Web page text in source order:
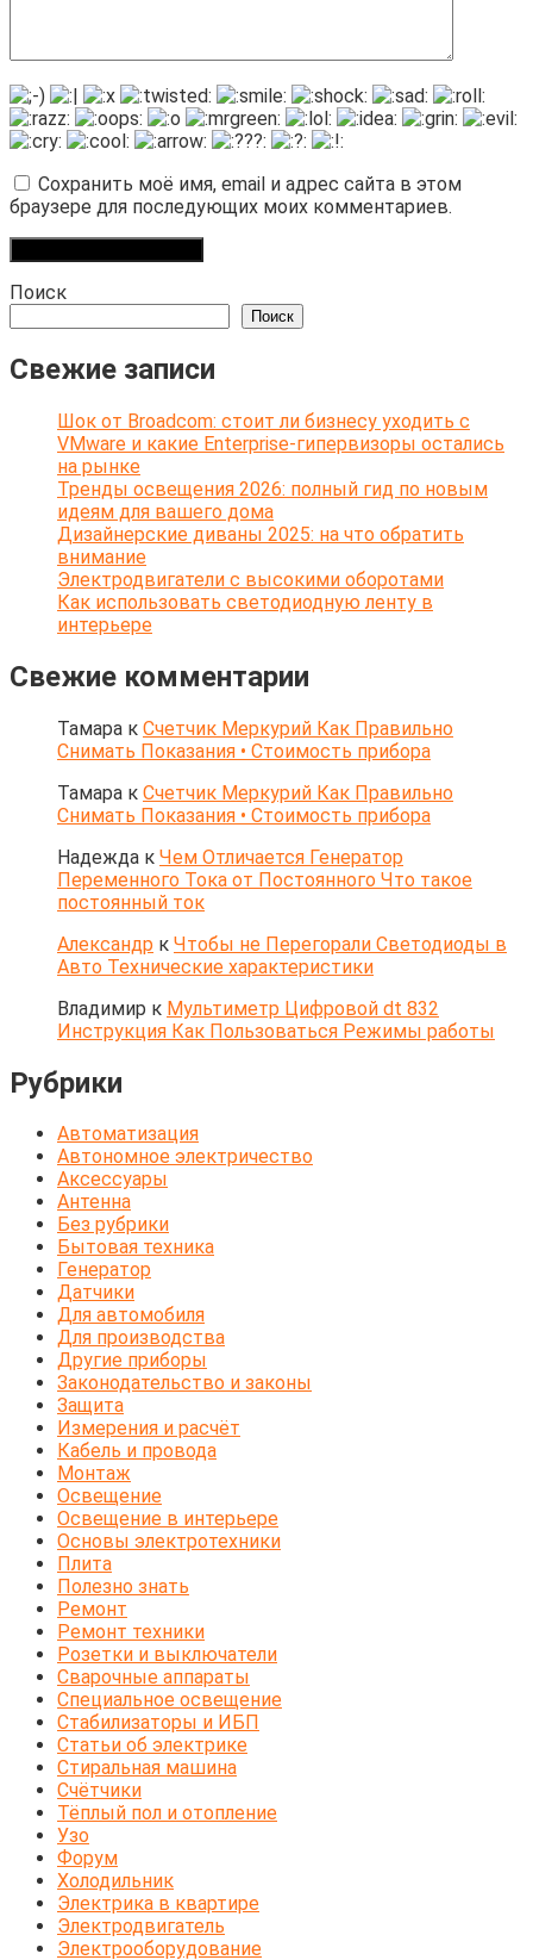
Сохранить моё имя, email и адрес сайта в этом
браузере для последующих моих комментариев.
Поиск
Поиск
Свежие записи
Шок от Broadcom: стоит ли бизнесу уходить с
VMware и какие Enterprise-гипервизоры остались
на рынке
Тренды освещения 2026: полный гид по новым
идеям для вашего дома
Дизайнерские диваны 2025: на что обратить
внимание
Электродвигатели с высокими оборотами
Как использовать светодиодную ленту в
интерьере
Свежие комментарии
Тамара к Счетчик Меркурий Как Правильно
Снимать Показания • Стоимость прибора
Тамара к Счетчик Меркурий Как Правильно
Снимать Показания • Стоимость прибора
Надежда к Чем Отличается Генератор
Переменного Тока от Постоянного Что такое
постоянный ток
Александр к Чтобы не Перегорали Светодиоды в
Авто Технические характеристики
Владимир к Мультиметр Цифровой dt 832
Инструкция Как Пользоваться Режимы работы
Рубрики
Автоматизация
Автономное электричество
Аксессуары
Антенна
Без рубрики
Бытовая техника
Генератор
Датчики
Для автомобиля
Для производства
Другие приборы
Законодательство и законы
Защита
Измерения и расчёт
Кабель и провода
Монтаж
Освещение
Освещение в интерьере
Основы электротехники
Плита
Полезно знать
Ремонт
Ремонт техники
Розетки и выключатели
Сварочные аппараты
Специальное освещение
Стабилизаторы и ИБП
Статьи об электрике
Стиральная машина
Счётчики
Тёплый пол и отопление
Узо
Форум
Холодильник
Электрика в квартире
Электродвигатель
Электрооборудование